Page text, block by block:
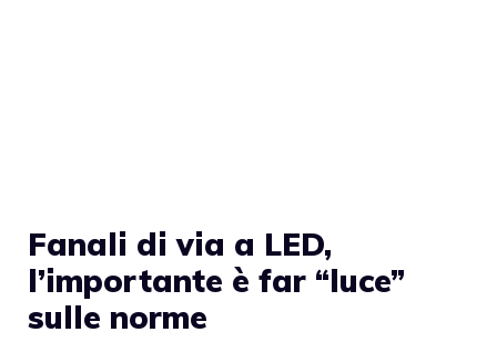
Fanali di via a LED,
l’importante è far “luce”
sulle norme